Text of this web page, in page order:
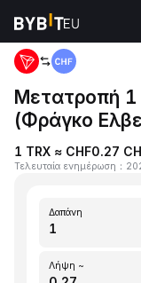
Αρχική TRX to CHF
Μετατροπή 1
(Φράγκο
1 TRX ≈ CHF0.27
Τελευταία ενημέρωση ：
Δαπάνη
Λήψη ~